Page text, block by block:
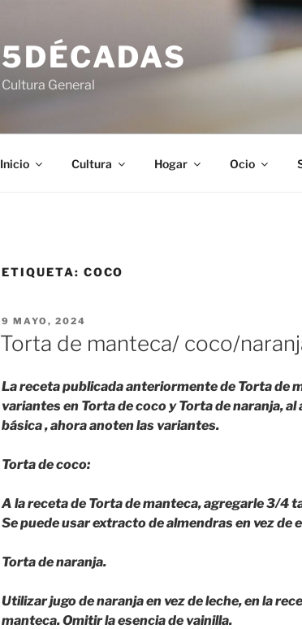
5DÉCADAS
Cultura General
Inicio Cultura Hogar Ocio
ETIQUETA: COCO
PUBLICADO
EL
9 MAYO, 2024
Torta de manteca/ coco/
La receta publicada anteriormente de Torta de
variantes en Torta de coco y Torta de naranja,
básica , ahora anoten las variantes.
Torta de coco:
A la receta de Torta de manteca, agregarle 3/4
Se puede usar extracto de almendras en vez de
Torta de naranja.
Utilizar jugo de naranja en vez de leche, en la
manteca. Omitir la esencia de vainilla.